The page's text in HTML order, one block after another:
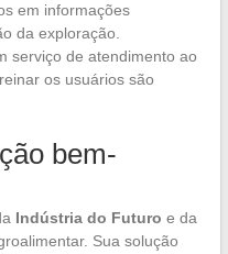
em informações
da exploração.
serviço de atendimento ao
os usuários são
bem-
Indústria do Futuro e da
Sua solução